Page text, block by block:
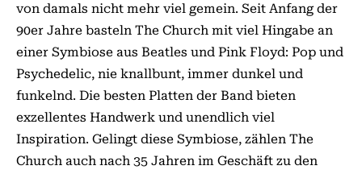
von damals nicht mehr viel gemein. Seit Anfang der
90er Jahre basteln The Church mit viel Hingabe an
einer Symbiose aus Beatles und Pink Floyd: Pop und
Psychedelic, nie knallbunt, immer dunkel und
funkelnd. Die besten Platten der Band bieten
exzellentes Handwerk und unendlich viel
Inspiration. Gelingt diese Symbiose, zählen The
Church auch nach 35 Jahren im Geschäft zu den